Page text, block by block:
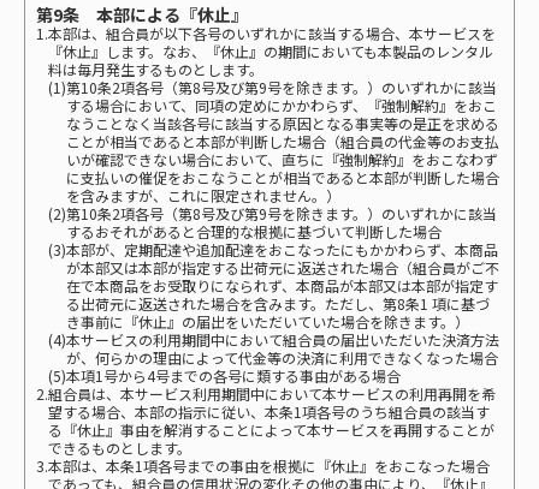
第9条 本部による『休止』
1.本部は、組合員が以下各号のいずれかに該当する場合、本サービスを
『休止』します。なお、『休止』の期間においても本製品のレンタル
料は毎月発生するものとします。
(1)第10条2項各号（第8号及び第9号を除きます。）のいずれかに該当
する場合において、同項の定めにかかわらず、『強制解約』をおこ
なうことなく当該各号に該当する原因となる事実等の是正を求める
ことが相当であると本部が判断した場合（組合員の代金等のお支払
いが確認できない場合において、直ちに『強制解約』をおこなわず
に支払いの催促をおこなうことが相当であると本部が判断した場合
を含みますが、これに限定されません。）
(2)第10条2項各号（第8号及び第9号を除きます。）のいずれかに該当
するおそれがあると合理的な根拠に基づいて判断した場合
(3)本部が、定期配達や追加配達をおこなったにもかかわらず、本商品
が本部又は本部が指定する出荷元に返送された場合（組合員がご不
在で本商品をお受取りになられず、本商品が本部又は本部が指定す
る出荷元に返送された場合を含みます。ただし、第8条1 項に基づ
き事前に『休止』の届出をいただいていた場合を除きます。）
(4)本サービスの利用期間中において組合員の届出いただいた決済方法
が、何らかの理由によって代金等の決済に利用できなくなった場合
(5)本項1号から4号までの各号に類する事由がある場合
2.組合員は、本サービス利用期間中において本サービスの利用再開を希
望する場合、本部の指示に従い、本条1項各号のうち組合員の該当す
る『休止』事由を解消することによって本サービスを再開することが
できるものとします。
3.本部は、本条1項各号までの事由を根拠に『休止』をおこなった場合
であっても、組合員の信用状況の変化その他の事由により、『休止』